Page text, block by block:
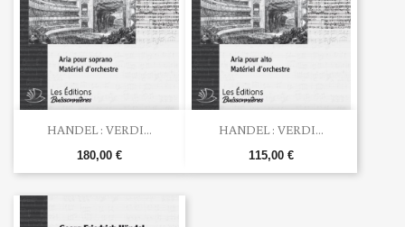
HANDEL : VERDI...
180,00 €
HANDEL : VERDI...
115,00 €